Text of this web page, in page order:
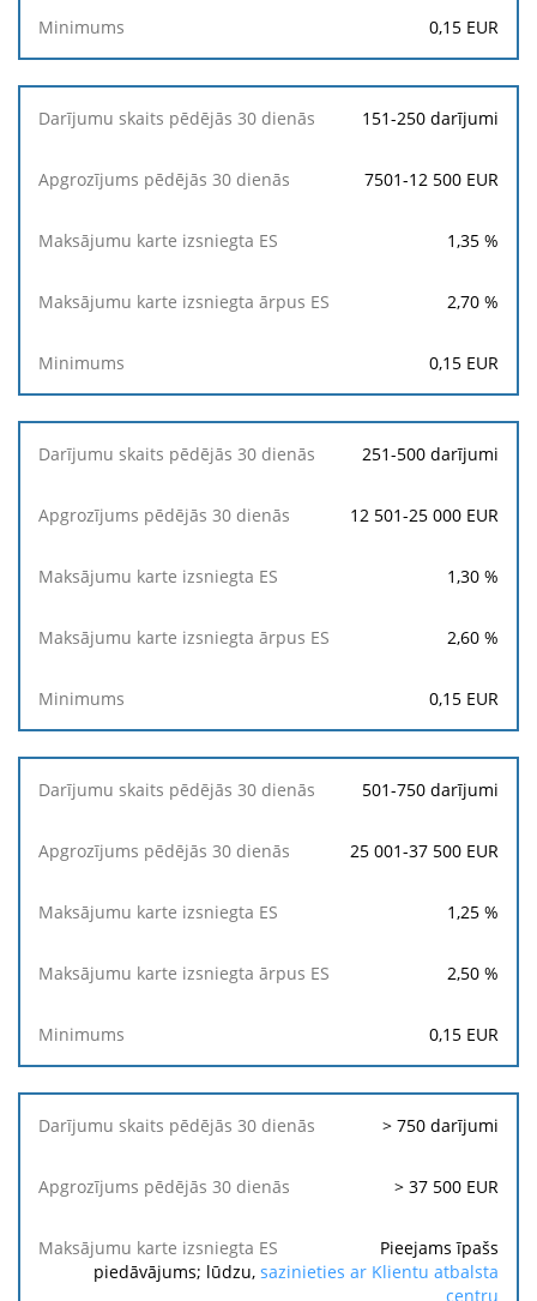
Minimums 0,15 EUR
151-250 darījumi
7501-12 500 EUR
1,35 %
2,70 %
0,15 EUR
251-500 darījumi
12 501-25 000 EUR
1,30 %
2,60 %
0,15 EUR
501-750 darījumi
25 001-37 500 EUR
1,25 %
2,50 %
0,15 EUR
> 750 darījumi
> 37 500 EUR
Pieejams īpašs
piedāvājums; lūdzu, sazinieties ar Klientu atbalsta
centru